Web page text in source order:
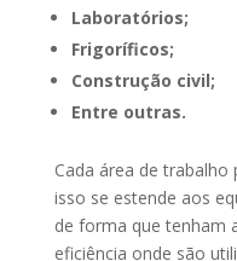
Laboratórios;
Frigoríficos;
Construção civil;
Entre outras.
Cada área de trabalho
isso se estende aos
de forma que tenham
eficiência onde são